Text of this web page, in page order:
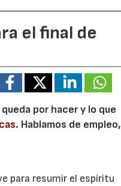
el final de
por hacer y lo que
. Hablamos de empleo,
para resumir el espíritu